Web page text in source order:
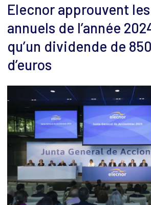
Elecnor approuvent
annuels de l’année
qu’un dividende de
d’euros